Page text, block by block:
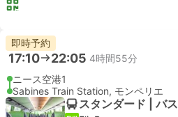
即時予約
17:10 22:05 4時間55分
ニース空港1
Sabines Train Station, モンペリエ
スタンダード | バス